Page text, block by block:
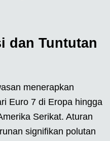
dan Tuntutan
menerapkan
Euro 7 di Eropa hingga
Serikat. Aturan
signifikan polutan